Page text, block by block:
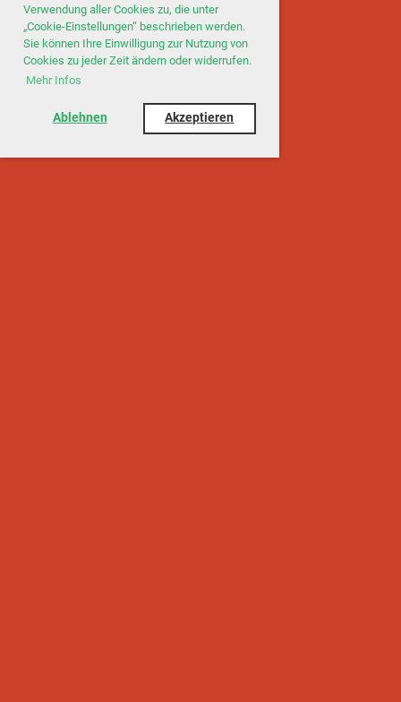
Verwendung aller Cookies zu, die unter
„Cookie-Einstellungen“ beschrieben werden.
Sie können Ihre Einwilligung zur Nutzung von
Cookies zu jeder Zeit ändern oder widerrufen.
Mehr Infos
Ablehnen Akzeptieren